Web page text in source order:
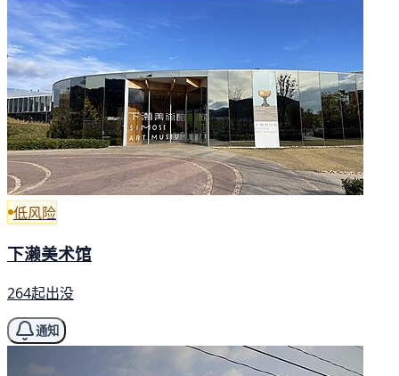
低风险
下濑美术馆
264起出没
通知